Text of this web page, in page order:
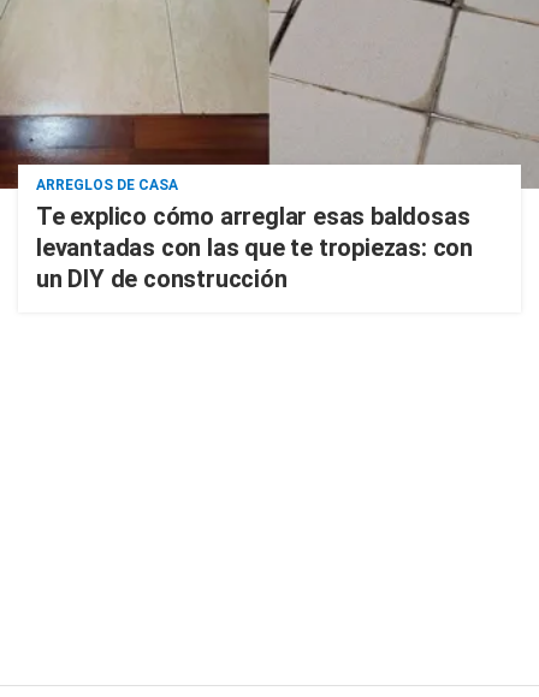
ARREGLOS DE CASA
Te explico cómo arreglar esas baldosas
levantadas con las que te tropiezas: con
un DIY de construcción